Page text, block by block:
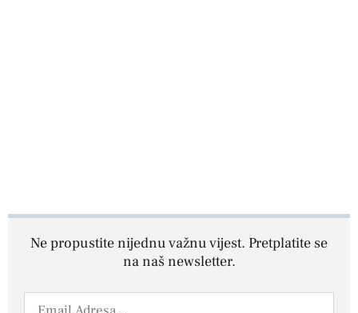
Ne propustite nijednu važnu vijest. Pretplatite se
na naš newsletter.